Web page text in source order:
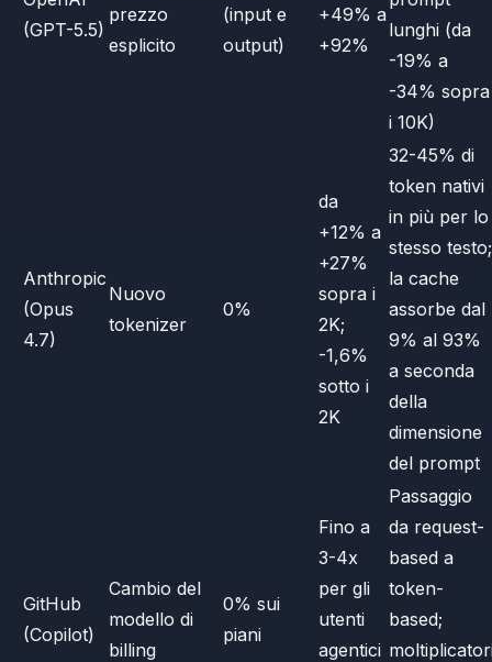
(GPT-5.5)
prezzo
esplicito
(input e
output)
+49% a
+92%
lunghi (da
-19% a
-34% sopra
i 10K)
Anthropic
(Opus
4.7)
Nuovo
tokenizer
0%
da
+12% a
+27%
sopra i
2K;
-1,6%
sotto i
2K
32-45% di
token nativi
in più per lo
stesso testo;
la cache
assorbe dal
9% al 93%
a seconda
della
dimensione
del prompt
GitHub
(Copilot)
Cambio del
modello di
billing
0% sui
piani
Fino a
3-4x
per gli
utenti
agentici
Passaggio
da request-
based a
token-
based;